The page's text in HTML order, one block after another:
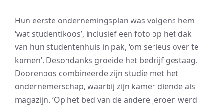
Hun eerste ondernemingsplan was volgens hem
‘wat studentikoos’, inclusief een foto op het dak
van hun studentenhuis in pak, ‘om serieus over te
komen’. Desondanks groeide het bedrijf gestaag.
Doorenbos combineerde zijn studie met het
ondernemerschap, waarbij zijn kamer diende als
magazijn. ‘Op het bed van de andere Jeroen werd